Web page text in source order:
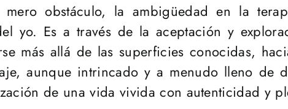
obstáculo, la ambigüedad en la
yo. Es a través de la aceptación y
más allá de las superficies conocidas,
aunque intrincado y a menudo lleno de
de una vida vivida con autenticidad y